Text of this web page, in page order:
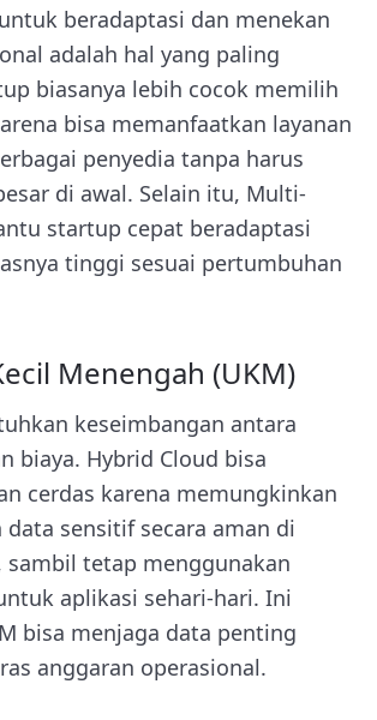
beradaptasi dan menekan
adalah hal yang paling
biasanya lebih cocok memilih
bisa memanfaatkan layanan
penyedia tanpa harus
di awal. Selain itu, Multi-
startup cepat beradaptasi
tinggi sesuai pertumbuhan
Menengah (UKM)
keseimbangan antara
biaya. Hybrid Cloud bisa
cerdas karena memungkinkan
data sensitif secara aman di
sambil tetap menggunakan
aplikasi sehari-hari. Ini
bisa menjaga data penting
anggaran operasional.